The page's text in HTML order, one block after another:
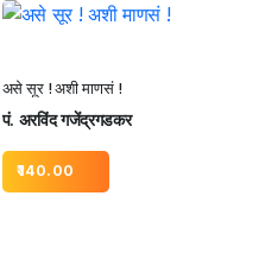
असे सूर ! अशी माणसं !
पं. अरविंद गजेंद्रगडकर
140.00